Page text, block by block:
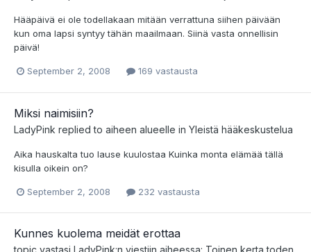
Hääpäivä ei ole todellakaan mitään verrattuna siihen päivään
kun oma lapsi syntyy tähän maailmaan. Siinä vasta onnellisin
päivä!
September 2, 2008 169 vastausta
Miksi naimisiin?
LadyPink replied to aiheen alueelle in Yleistä hääkeskustelua
Aika hauskalta tuo lause kuulostaa Kuinka monta elämää tällä
kisulla oikein on?
September 2, 2008 232 vastausta
Kunnes kuolema meidät erottaa
topic vastasi LadyPink:n viestiin aiheessa: Toinen kerta toden